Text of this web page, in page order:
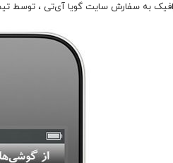
به سفارش سایت گویا آی‌تی ، توسط